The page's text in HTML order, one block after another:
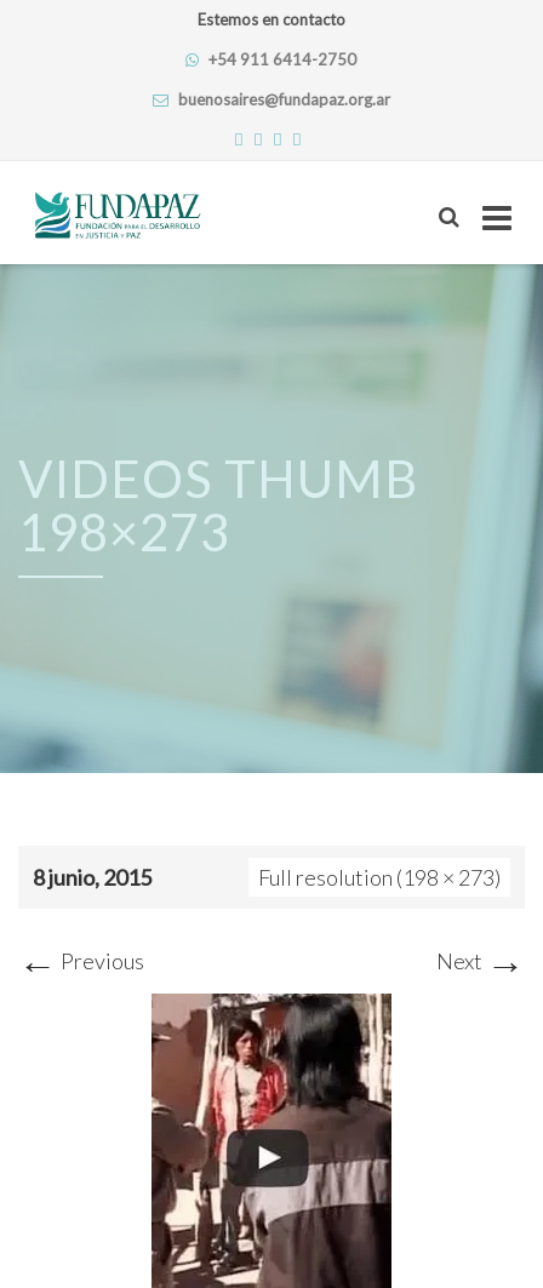
Estemos en contacto
+54 911 6414-2750
buenosaires@fundapaz.org.ar
Skip
VIDEOS THUMB
198×273
8 junio, 2015 Full resolution (198 × 273)
← Previous Next →